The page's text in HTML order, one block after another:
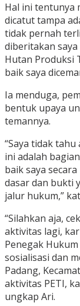
Hal ini tentunya
dicatut tampa
tidak pernah
diberitakan
Hutan Produksi
baik saya
Ia menduga,
bentuk upaya
temannya.
“Saya tidak
ini adalah
baik saya
dasar dan bukti
jalur hukum,”
“Silahkan aja,
aktivitas lagi,
Penegak
sosialisasi dan
Padang,
aktivitas PETI,
ungkap Ari.